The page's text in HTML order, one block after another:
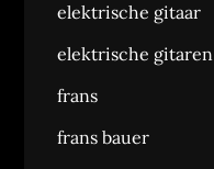
elektrische gitaar
elektrische gitaren
frans
frans bauer